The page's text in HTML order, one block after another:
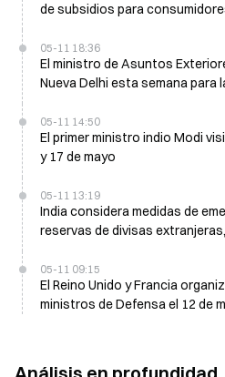
de subsidios para
05-11 18:36
El ministro de Asuntos
Nueva Delhi esta semana para
05-11 14:50
El primer ministro indio Modi
y 17 de mayo
05-11 13:19
India considera medidas de
reservas de divisas
combustible
05-11 09:15
El Reino Unido y Francia
ministros de Defensa el 12 de